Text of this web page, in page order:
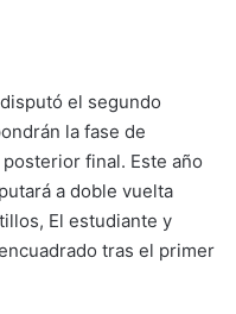
el segundo
la fase de
final. Este año
a doble vuelta
El estudiante y
tras el primer